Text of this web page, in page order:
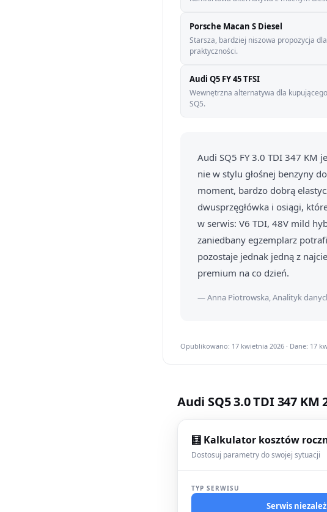
Porsche Macan S Diesel
Starsza, bardziej niszowa propozycja
praktyczności.
Audi Q5 FY 45 TFSI
Wewnętrzna alternatywa dla
SQ5.
Audi SQ5 FY 3.0 TDI 347 KM
nie w stylu głośnej benzyny
moment, bardzo dobrą
dwusprzęgłówka i osiągi,
w serwis: V6 TDI, 48V mild
zaniedbany egzemplarz
pozostaje jednak jedną z
premium na co dzień.
— Anna Piotrowska, Analityk
Opublikowano: 17 kwietnia 2026 · Dane: 17
Audi SQ5 3.0 TDI 347
🧮 Kalkulator kosztów
Dostosuj parametry do swojej sytuacji
TYP SERWISU
Serwis